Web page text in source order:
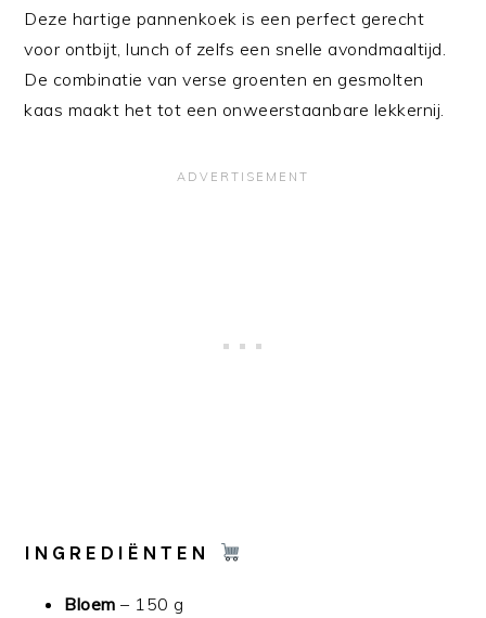
Deze hartige pannenkoek is een perfect gerecht
voor ontbijt, lunch of zelfs een snelle avondmaaltijd.
De combinatie van verse groenten en gesmolten
kaas maakt het tot een onweerstaanbare lekkernij.
INGREDIËNTEN
Bloem – 150 g